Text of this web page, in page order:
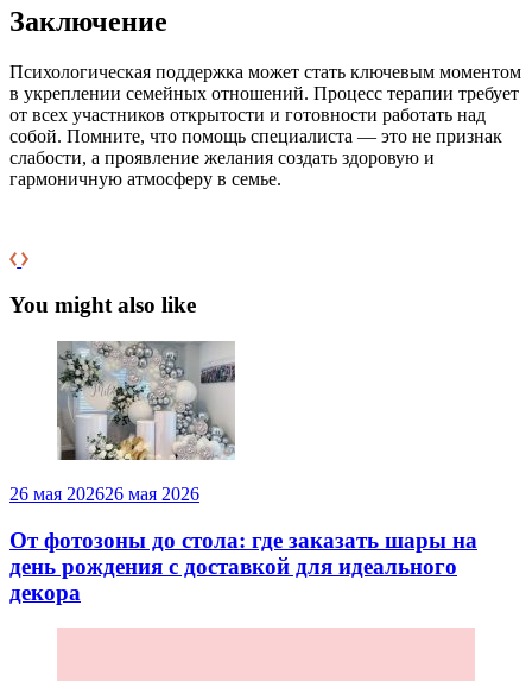
Заключение
Психологическая поддержка может стать ключевым моментом
в укреплении семейных отношений. Процесс терапии требует
от всех участников открытости и готовности работать над
собой. Помните, что помощь специалиста — это не признак
слабости, а проявление желания создать здоровую и
гармоничную атмосферу в семье.
You might also like
26 мая 202626 мая 2026
От фотозоны до стола: где заказать шары на
день рождения с доставкой для идеального
декора